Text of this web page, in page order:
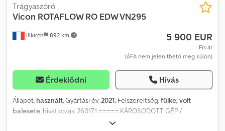
Illkirch 892 km
Trágyaszóró
Vicon ROTAFLOW RO EDW VN295
5 900 EUR
Fix ár
(ÁFA nem jeleníthető meg külön)
Érdeklődni Hívás
Állapot: használt, Gyártási év: 2021, Felszereltség:fülke, volt
balesete , hivatkozás: 260171 ===== KÁROSODOTT GÉP /
DAMAGED EQUIPMENT / UNFALL MATERIAL ===== Hivatkozás: